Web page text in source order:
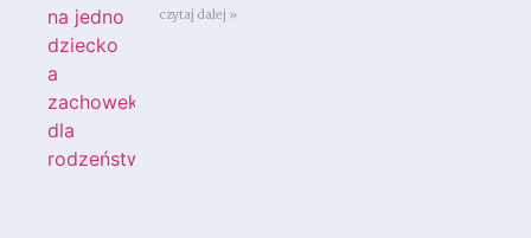
czytaj dalej »